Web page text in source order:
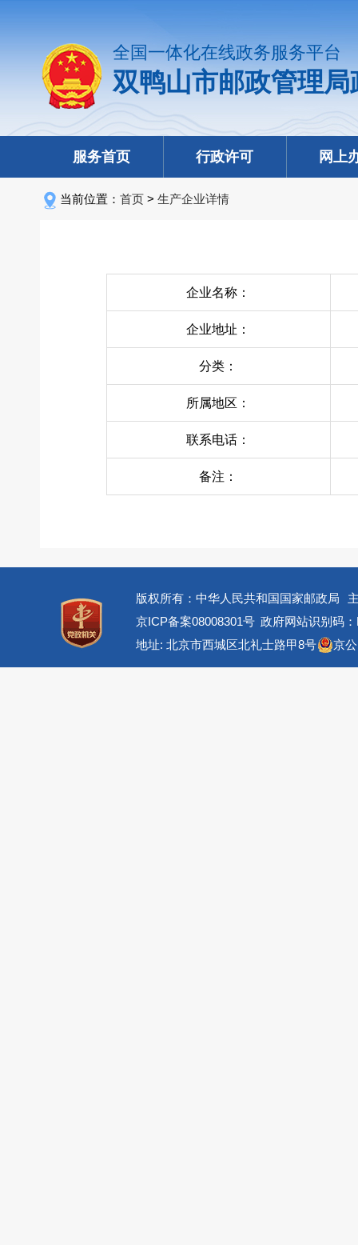
全国一体化在线政务服务平台
双鸭山市邮政管理
服务首页 行政许可 网上
当前位置： 首页 > 生产企业详情
企业名称：
企业地址：
分类：
所属地区：
联系电话：
备注：
版权所有：中华人民共和国国家邮政局
京ICP备案08008301号 政府网站识别码
地址: 北京市西城区北礼士路甲8号
京